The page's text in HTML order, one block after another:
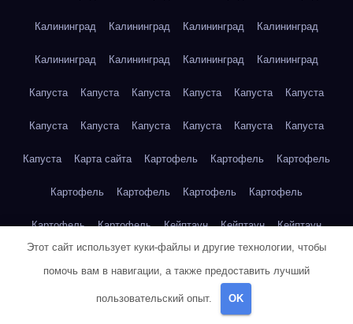
Калининград Калининград Калининград Калининград
Калининград Калининград Калининград Калининград
Капуста Капуста Капуста Капуста Капуста Капуста
Капуста Капуста Капуста Капуста Капуста Капуста
Капуста Карта сайта Картофель Картофель Картофель
Картофель Картофель Картофель Картофель
Картофель Картофель Кейптаун Кейптаун Кейптаун
Кейптаун Кейптаун
Этот сайт использует куки-файлы и другие технологии, чтобы
помочь вам в навигации, а также предоставить лучший
пользовательский опыт. OK